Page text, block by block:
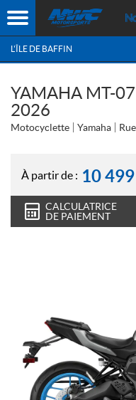
L'ÎLE DE BAFFIN
YAMAHA MT-
2026
Motocyclette Yamaha Rue
À partir de : 10 499
CALCULATRICE
DE PAIEMENT